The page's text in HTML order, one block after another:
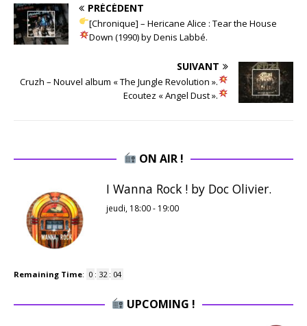
PRÉCÉDENT
[Chronique] – Hericane Alice : Tear the House
Down (1990) by Denis Labbé.
SUIVANT
Cruzh – Nouvel album « The Jungle Revolution ».
Ecoutez « Angel Dust ».
ON AIR !
I Wanna Rock ! by Doc Olivier.
jeudi, 18:00- 19:00
Remaining Time: 0 : 32 : 03
UPCOMING !